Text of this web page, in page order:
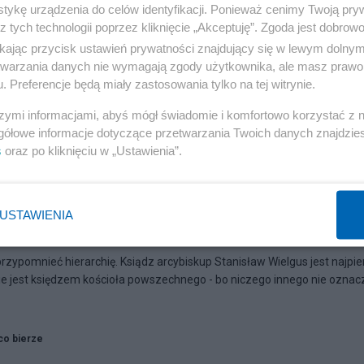
hierarchię. Ksiądz arcybiskup Stanisław Wielgus jest
jest księdzem kościoła powszechnego - bo niczego innego nie
bierze
urządzenia do celów identyfikacji. Ponieważ cenimy Twoją
tych technologii poprzez kliknięcie „Akceptuję”. Zgoda jest
przycisk ustawień prywatności znajdujący się w lewym
danych nie wymagają zgody użytkownika, ale masz
Preferencje będą miały zastosowania tylko na tej witrynie.
informacjami, abyś mógł świadomie i komfortowo korzystać z
informacje dotyczące przetwarzania Twoich danych
oraz po kliknięciu w „Ustawienia”.
USTAWIENIA